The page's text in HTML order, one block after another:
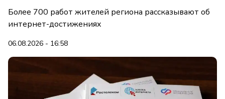
Более 700 работ жителей региона рассказывают об
интернет-достижениях
06.08.2026 - 16:58